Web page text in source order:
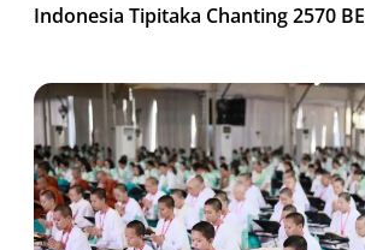
Indonesia Tipitaka Chanting 2570 BE